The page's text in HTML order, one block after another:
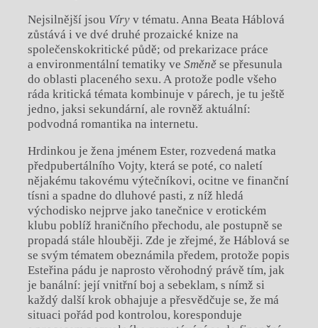
Nejsilnější jsou Víryv tématu. Anna Beata Háblová
zůstává i ve dvé druhé prozaické knize na
společenskokritické půdě; od prekarizace práce
a environmentální tematiky ve Směněse přesunula
do oblasti placeného sexu. A protože podle všeho
ráda kritická témata kombinuje v párech, je tu ještě
jedno, jaksi sekundární, ale rovněž aktuální:
podvodná romantika na internetu.
Hrdinkou je žena jménem Ester, rozvedená matka
předpubertálního Vojty, která se poté, co naletí
nějakému takovému výtečníkovi, ocitne ve finanční
tísni a spadne do dluhové pasti, z níž hledá
východisko nejprve jako tanečnice v erotickém
klubu poblíž hraničního přechodu, ale postupně se
propadá stále hlouběji. Zde je zřejmé, že Háblová se
se svým tématem obeznámila předem, protože popis
Esteřina pádu je naprosto věrohodný právě tím, jak
je banální: její vnitřní boj a sebeklam, s nímž si
každý další krok obhajuje a přesvědčuje se, že má
situaci pořád pod kontrolou, koresponduje